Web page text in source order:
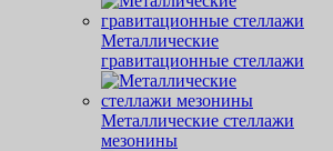
Металлические
гравитационные стеллажи
Металлические стеллажи
мезонины